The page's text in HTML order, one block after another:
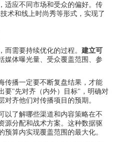
适应不同市场和受众的偏好。传
术和线上时尚秀等形式，实现了
需要持续优化的过程。 建立可
媒体曝光量、受众覆盖范围、参
传播一定要不断复盘结果，才能
要"先对齐（内外）目标"，明确对
齐他们对传播项目的预期。
以了解哪些渠道和内容策略在不
源分配和战术方案。这种数据驱
算内实现覆盖范围的最大化。